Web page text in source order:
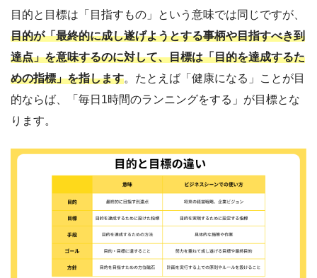
目的と目標は「目指すもの」という意味では同じですが、
目的が「最終的に成し遂げようとする事柄や目指すべき到
達点」を意味するのに対して、目標は「目的を達成するた
めの指標」を指します。たとえば「健康になる」ことが目
的ならば、「毎日1時間のランニングをする」が目標とな
ります。